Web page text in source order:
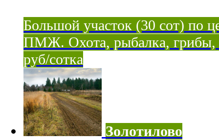
Большой участок (30 сот) по
ПМЖ. Охота, рыбалка, грибы,
руб/сотка
Золотилово